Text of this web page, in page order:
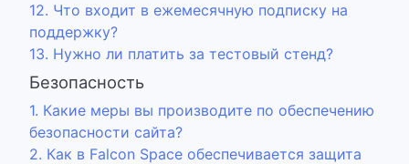
12. Что входит в ежемесячную подписку на
поддержку?
13. Нужно ли платить за тестовый стенд?
Безопасность
1. Какие меры вы производите по обеспечению
безопасности сайта?
2. Как в Falcon Space обеспечивается защита